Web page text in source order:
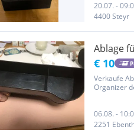
20.07. -
4400 Steyr
Ablage
€ 10
Verkaufe
Organizer
06.08. -
2251